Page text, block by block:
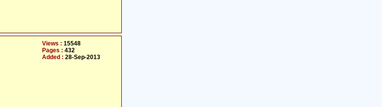
Views : 15548
Pages : 432
Added : 28-Sep-2013